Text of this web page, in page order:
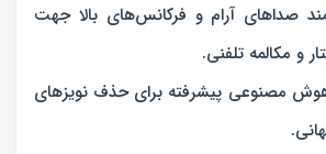
صداهای آرام و فرکانس‌های بالا جهت
و مکالمه تلفنی.
هوش مصنوعی پیشرفته برای حذف نویزهای